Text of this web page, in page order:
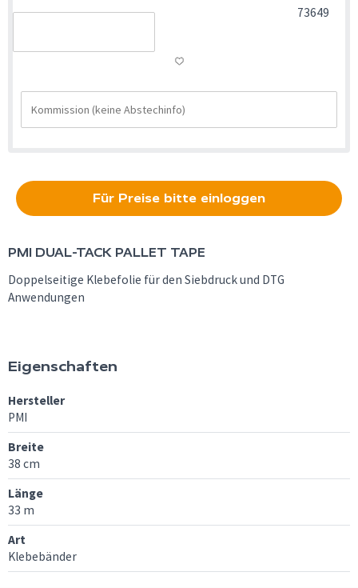
73649
Für Preise bitte einloggen
PMI DUAL-TACK PALLET TAPE
Doppelseitige Klebefolie für den Siebdruck und DTG
Anwendungen
Eigenschaften
Hersteller
PMI
Breite
38 cm
Länge
33 m
Art
Klebebänder